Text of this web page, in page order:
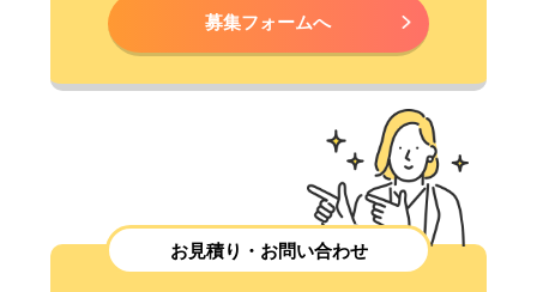
募集フォームへ
お見積り・お問い合わせ